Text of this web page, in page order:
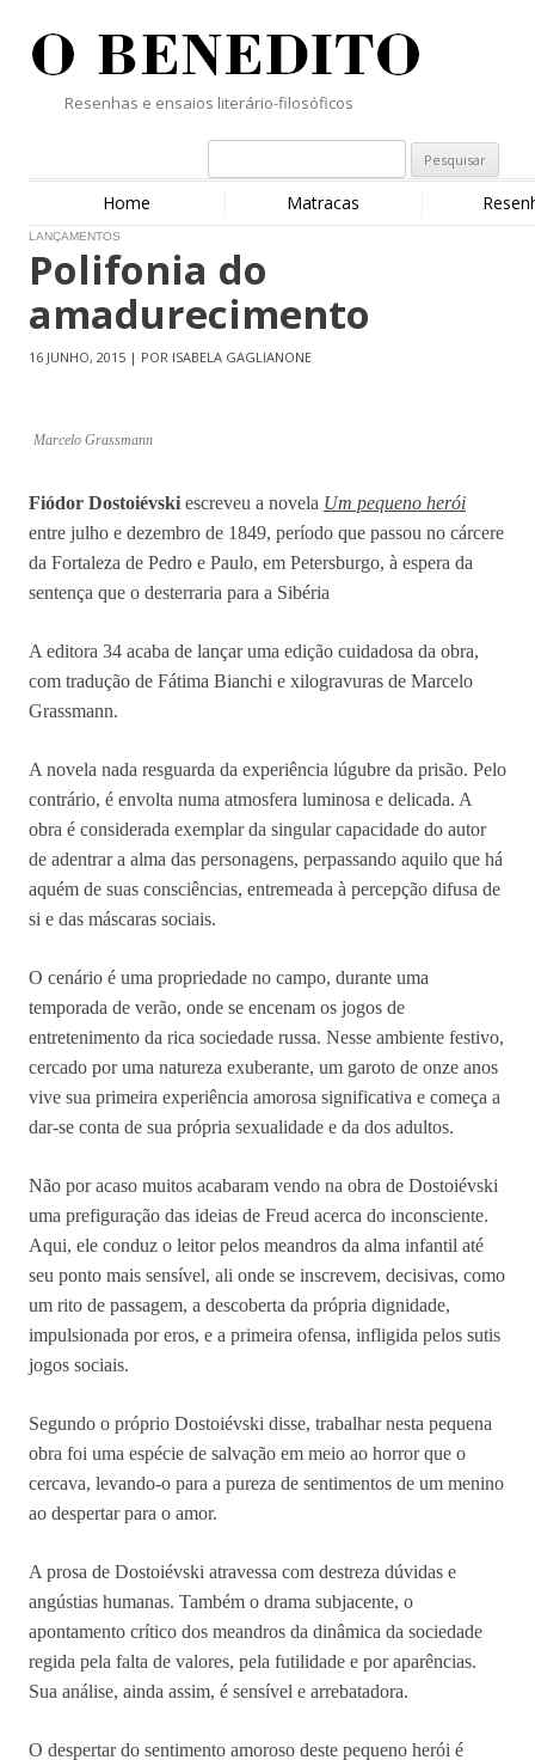
Resenhas e ensaios literário-filosóficos
Home Matracas
LANÇAMENTOS
Polifonia do
amadurecimento
16 JUNHO, 2015 | POR ISABELA GAGLIANONE
Marcelo Grassmann
Fiódor Dostoiévski escreveu a novela Um pequeno herói
entre julho e dezembro de 1849, período que passou no cárcere
da Fortaleza de Pedro e Paulo, em Petersburgo, à espera da
sentença que o desterraria para a Sibéria
A editora 34 acaba de lançar uma edição cuidadosa da obra,
com tradução de Fátima Bianchi e xilogravuras de Marcelo
Grassmann.
A novela nada resguarda da experiência lúgubre da prisão. Pelo
contrário, é envolta numa atmosfera luminosa e delicada. A
obra é considerada exemplar da singular capacidade do autor
de adentrar a alma das personagens, perpassando aquilo que há
aquém de suas consciências, entremeada à percepção difusa de
si e das máscaras sociais.
O cenário é uma propriedade no campo, durante uma
temporada de verão, onde se encenam os jogos de
entretenimento da rica sociedade russa. Nesse ambiente festivo,
cercado por uma natureza exuberante, um garoto de onze anos
vive sua primeira experiência amorosa significativa e começa a
dar-se conta de sua própria sexualidade e da dos adultos.
Não por acaso muitos acabaram vendo na obra de Dostoiévski
uma prefiguração das ideias de Freud acerca do inconsciente.
Aqui, ele conduz o leitor pelos meandros da alma infantil até
seu ponto mais sensível, ali onde se inscrevem, decisivas, como
um rito de passagem, a descoberta da própria dignidade,
impulsionada por eros, e a primeira ofensa, infligida pelos sutis
jogos sociais.
Segundo o próprio Dostoiévski disse, trabalhar nesta pequena
obra foi uma espécie de salvação em meio ao horror que o
cercava, levando-o para a pureza de sentimentos de um menino
ao despertar para o amor.
A prosa de Dostoiévski atravessa com destreza dúvidas e
angústias humanas. Também o drama subjacente, o
apontamento crítico dos meandros da dinâmica da sociedade
regida pela falta de valores, pela futilidade e por aparências.
Sua análise, ainda assim, é sensível e arrebatadora.
O despertar do sentimento amoroso deste pequeno herói é